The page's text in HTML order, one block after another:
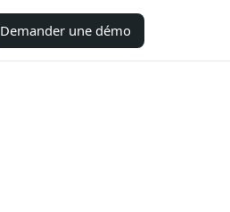
Demander une démo